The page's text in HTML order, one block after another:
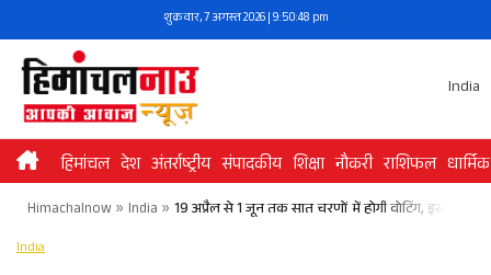
to
content
शुक्रवार, 7 अगस्त 2026 | 9:50:48 pm
India
हिमांचल देश अंतर्राष्ट्रीय संपादकीय शिक्षा नौकरी राशिफल धार्मिक
Himachalnow» India » 19 अप्रैल से 1 जून तक सात चरणों में होगी वोटिंग, इस दिन
India